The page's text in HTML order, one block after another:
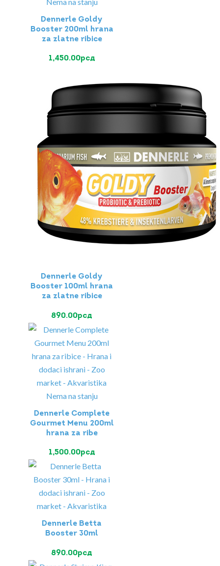
Dennerle Goldy
Booster 200ml hrana
za zlatne ribice
1,450.00рсд
Dennerle Goldy
Booster 100ml hrana
za zlatne ribice
890.00рсд
Nema na stanju
Dennerle Complete
Gourmet Menu 200ml
hrana za ribe
1,500.00рсд
Dennerle Betta
Booster 30ml
890.00рсд